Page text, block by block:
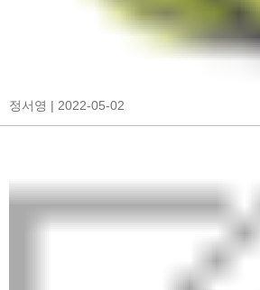
정서영 | 2022-05-02